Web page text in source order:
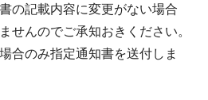
の記載内容に変更がない場合
せんのでご承知おきください。
合のみ指定通知書を送付しま